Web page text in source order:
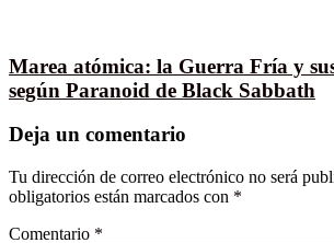
Marea atómica: la Guerra Fría y
según Paranoid de Black Sabbath
Deja un comentario
Tu dirección de correo electrónico no será
obligatorios están marcados con *
Comentario *